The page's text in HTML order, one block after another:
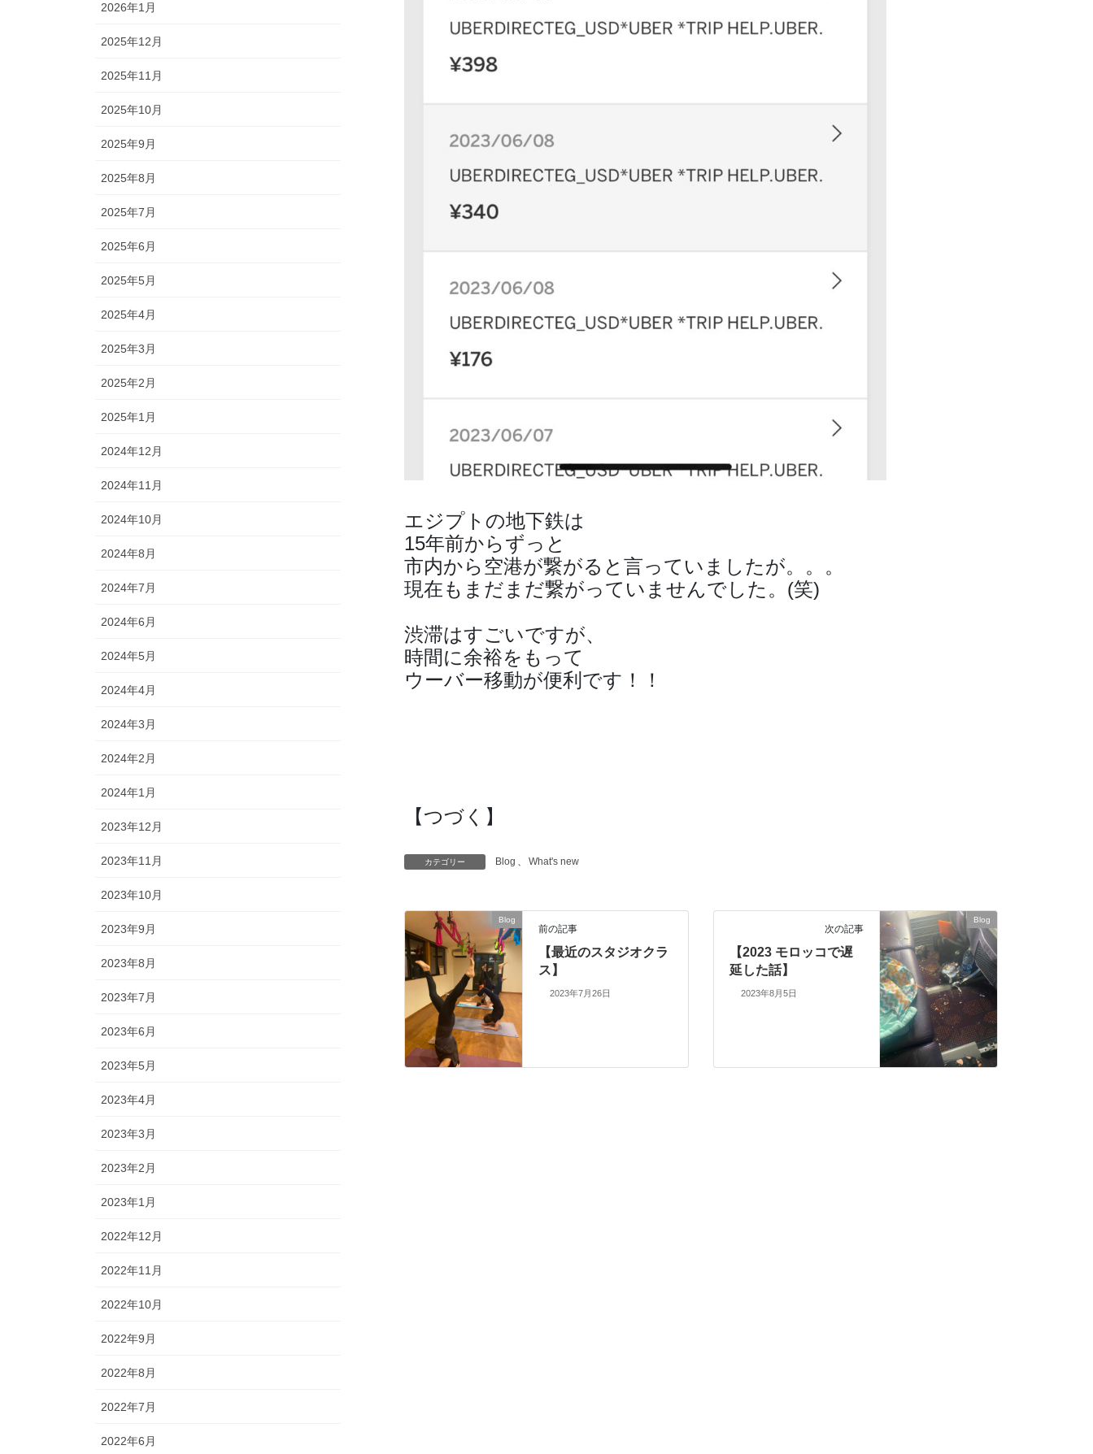
エジプトの地下鉄は
15年前からずっと
市内から空港が繋がると言っていましたが。。。
現在もまだまだ繋がっていませんでした。(笑)
渋滞はすごいですが、
時間に余裕をもって
ウーバー移動が便利です！！
【つづく】
カテゴリー Blog What's new
Blog
前の記事
【最近のスタジオクラ
ス】
2023年7月26日
Blog
次の記事
【2023 モロッコで遅
延した話】
2023年8月5日
2026年1月
2025年12月
2025年11月
2025年10月
2025年9月
2025年8月
2025年7月
2025年6月
2025年5月
2025年4月
2025年3月
2025年2月
2025年1月
2024年12月
2024年11月
2024年10月
2024年8月
2024年7月
2024年6月
2024年5月
2024年4月
2024年3月
2024年2月
2024年1月
2023年12月
2023年11月
2023年10月
2023年9月
2023年8月
2023年7月
2023年6月
2023年5月
2023年4月
2023年3月
2023年2月
2023年1月
2022年12月
2022年11月
2022年10月
2022年9月
2022年8月
2022年7月
2022年6月